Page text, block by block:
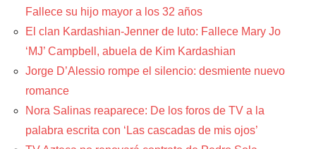
Fallece su hijo mayor a los 32 años
El clan Kardashian-Jenner de luto: Fallece Mary Jo
‘MJ’ Campbell, abuela de Kim Kardashian
Jorge D’Alessio rompe el silencio: desmiente nuevo
romance
Nora Salinas reaparece: De los foros de TV a la
palabra escrita con ‘Las cascadas de mis ojos’